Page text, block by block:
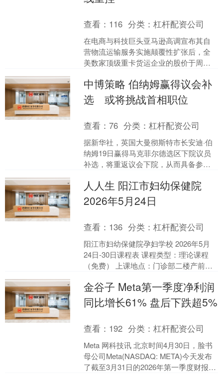
查看： 116 分类：杠杆配资公司
在电商与科技巨头亚马逊高调宣布其自
营物流运输服务实施颠覆性扩张后，全
美数家顶级重卡货运企业的股价于周三
德米尼恩货运（Old ....
中博策略 伯纳姆赢得议会补
选 或将挑战首相职位
查看：76 分类：杠杆配资公司
据新华社，英国大曼彻斯特市长安迪·伯
纳姆19日赢得马克菲尔德选区下院议员
补选，将重返议会下院，从而具备参与
件。 举报 相关阅读....
人人生 阳江市妇幼保健院
2026年5月24日
查看： 136 分类：杠杆配资公司
阳江市妇幼保健院孕妇学校 2026年5月
24日-30日课程表 课程类型：理论课程
（免费） 上课地点：门诊部二楼产前门
周二....
金谷子 Meta第一季度净利润
同比增长61% 盘后下跌超5%
查看： 192 分类：杠杆配资公司
Meta 网科技讯 北京时间4月30日，脸书
母公司Meta(NASDAQ: META)今天发布
了截至3月31日的2026年第一季度财报。